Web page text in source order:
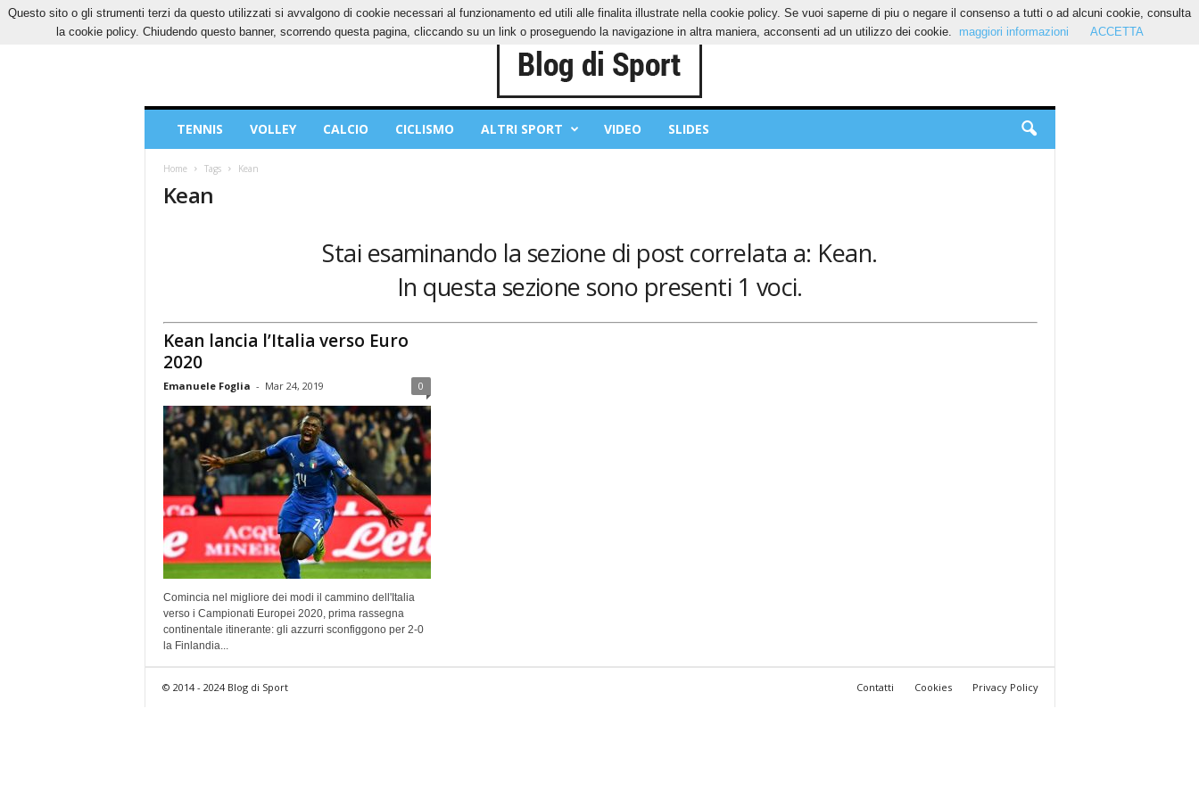
VENERDÌ, 7 AGOSTO 2026 CONTATTI COOKIES PRIVACY POLICY
Sport
TENNIS VOLLEY CALCIO CICLISMO ALTRI SPORT VIDEO SLIDES
Home Tags Kean
Kean
Stai esaminando la sezione di post correlata a: Kean.
In questa sezione sono presenti 1 voci.
Kean lancia l’Italia verso Euro
2020
Emanuele Foglia - Mar 24, 2019 0
Comincia nel migliore dei modi il cammino dell'Italia
verso i Campionati Europei 2020, prima rassegna
continentale itinerante: gli azzurri sconfiggono per 2-0
la Finlandia...
Contatti Cookies Privacy Policy
© 2014 - 2024 Blog di Sport
Questo sito o gli strumenti terzi da questo utilizzati si avvalgono di cookie necessari al funzionamento ed utili alle finalita illustrate nella cookie policy. Se vuoi saperne di piu o negare il consenso a tutti o ad alcuni cookie, consulta
la cookie policy. Chiudendo questo banner, scorrendo questa pagina, cliccando su un link o proseguendo la navigazione in altra maniera, acconsenti ad un utilizzo dei cookie.
maggiori informazioni ACCETTA